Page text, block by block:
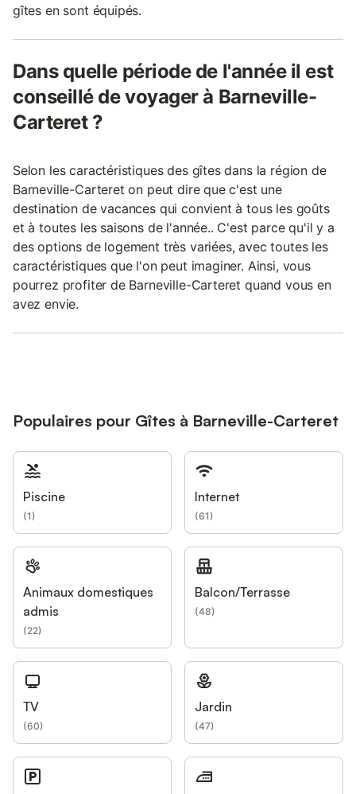
gîtes en sont équipés.
Dans quelle période de l'année il est
conseillé de voyager à Barneville-
Carteret ?
Selon les caractéristiques des gîtes dans la région de
Barneville-Carteret on peut dire que c'est une
destination de vacances qui convient à tous les goûts
et à toutes les saisons de l'année.. C'est parce qu'il y a
des options de logement très variées, avec toutes les
caractéristiques que l'on peut imaginer. Ainsi, vous
pourrez profiter de Barneville-Carteret quand vous en
avez envie.
Populaires pour Gîtes à Barneville-Carteret
Piscine
(1)
Internet
(61)
Animaux domestiques
admis
(22)
Balcon/Terrasse
(48)
TV
(60)
Jardin
(47)